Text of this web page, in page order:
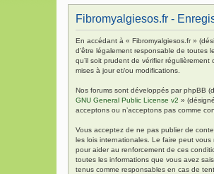
Fibromyalgiesos.fr -
En accédant à « Fibromyalgiesos.fr »
d’être légalement responsable de toutes
qu’il soit prudent de vérifier
mises à jour et/ou modifications.
Nos forums sont développés par phpBB
GNU General Public License v2 »
acceptons ou n’acceptons pas comme
Vous acceptez de ne pas publier de
les lois internationales. Le faire peut
pour aider au renforcement de ces
toutes les informations que vous avez
tenus comme responsables en cas de